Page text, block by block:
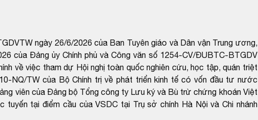
ngày 26/6/2026 của Ban Tuyên giáo và Dân vận Trung ương,
của Đảng ủy Chính phủ và Công văn số 1254-CV/ĐUBTC-BTGDV
về việc tham dự Hội nghị toàn quốc nghiên cứu, học tập, quán triệt
NQ/TW của Bộ Chính trị về phát triển kinh tế có vốn đầu tư nước
viên của Đảng bộ Tổng công ty Lưu ký và Bù trừ chứng khoán Việt
tuyến tại điểm cầu của VSDC tại Trụ sở chính Hà Nội và Chi nhánh